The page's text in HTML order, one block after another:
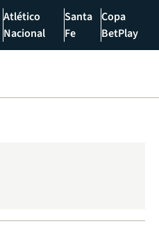
Atlético
Nacional
Santa
Fe
Copa
BetPlay